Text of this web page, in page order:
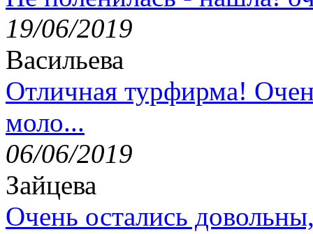
19/06/2019
Васильева
Отличная турфирма!
моло...
06/06/2019
Зайцева
Очень остались